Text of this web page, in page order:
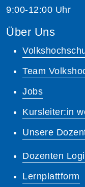
9:00-12:00 Uhr
Über Uns
Team
Jobs
Kursleiter:in
Unsere
Dozenten
Lernplattform